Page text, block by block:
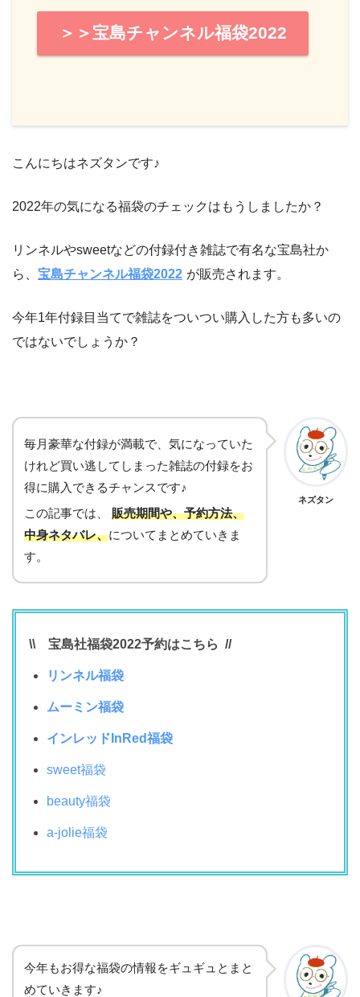
＞＞宝島チャンネル福袋2022
こんにちはネズタンです♪
2022年の気になる福袋のチェックはもうしましたか？
リンネルやsweetなどの付録付き雑誌で有名な宝島社か
ら、 宝島チャンネル福袋2022 が販売されます。
今年1年付録目当てで雑誌をついつい購入した方も多いの
ではないでしょうか？
毎月豪華な付録が満載で、気になっていた
けれど買い逃してしまった雑誌の付録をお
得に購入できるチャンスです♪
この記事では、
販売期間や、予約方法、
中身ネタバレ、についてまとめていきま
す。
ネズタン
\\ 宝島社福袋2022予約はこちら //
リンネル福袋
ムーミン福袋
インレッド InRed福袋
sweet福袋
beauty福袋
a-jolie福袋
今年もお得な福袋の情報をギュギュとまと
めていきます♪